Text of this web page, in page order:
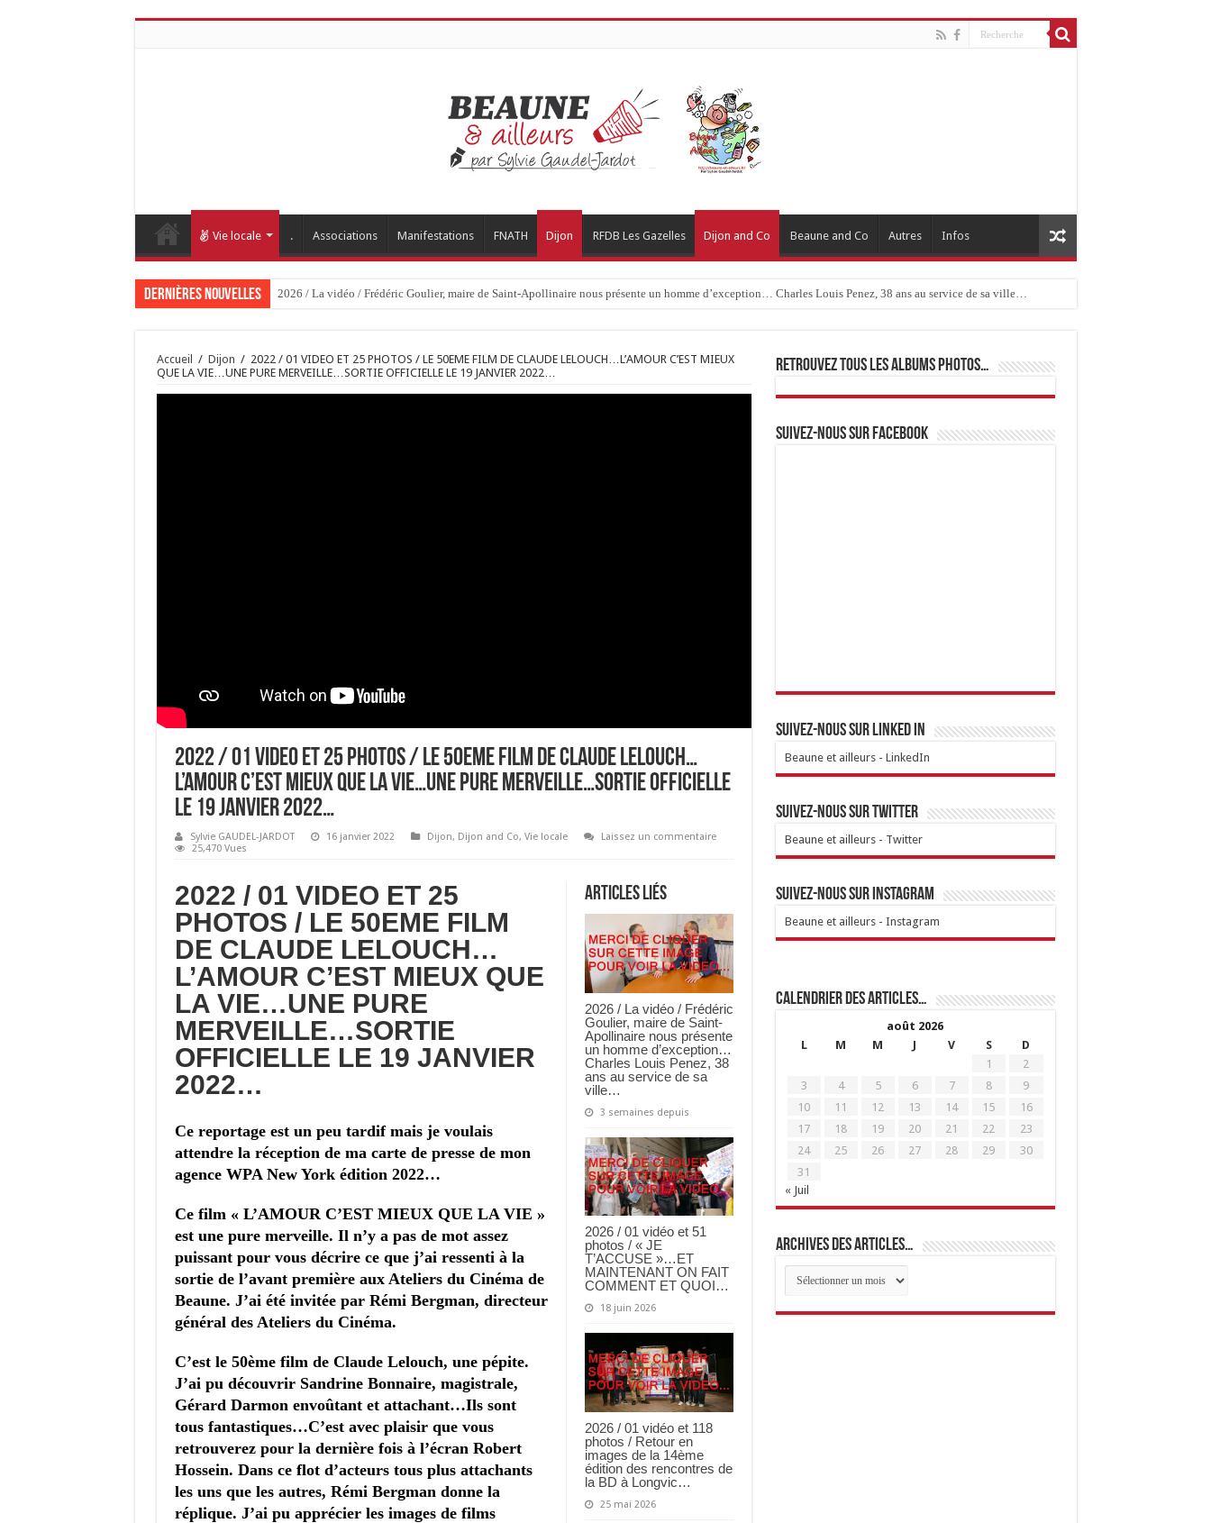
Vie locale . Associations Manifestations FNATH Dijon RFDB Les Gazelles Dijon and Co Beaune and Co Autres Infos
Dernières nouvelles 2026 / 01 vidéo et 51 photos / « JE T’ACCUSE »…ET MAINTENANT ON FAIT COMMENT ET QUOI…
Accueil / Dijon / 2022 / 01 VIDEO ET 25 PHOTOS / LE 50EME FILM DE CLAUDE LELOUCH…L’AMOUR C’EST MIEUX
QUE LA VIE…UNE PURE MERVEILLE…SORTIE OFFICIELLE LE 19 JANVIER 2022…
2022 / 01 VIDEO ET 25 PHOTOS / LE 50EME FILM DE CLAUDE LELOUCH…
L’AMOUR C’EST MIEUX QUE LA VIE…UNE PURE MERVEILLE…SORTIE OFFICIELLE
LE 19 JANVIER 2022…
Sylvie GAUDEL-JARDOT 16 janvier 2022 Dijon, Dijon and Co, Vie locale
Laissez un commentaire
25,470 Vues
Articles Liés
2026 / La vidéo / Frédéric
Goulier, maire de Saint-
Apollinaire nous présente
un homme d’exception…
Charles Louis Penez, 38
ans au service de sa
ville…
3 semaines depuis
2026 / 01 vidéo et 51
photos / « JE
T’ACCUSE »…ET
MAINTENANT ON FAIT
COMMENT ET QUOI…
18 juin 2026
2026 / 01 vidéo et 118
photos / Retour en
images de la 14ème
édition des rencontres de
la BD à Longvic…
25 mai 2026
2022 / 01 VIDEO ET 25
PHOTOS / LE 50EME FILM
DE CLAUDE LELOUCH…
L’AMOUR C’EST MIEUX QUE
LA VIE…UNE PURE
MERVEILLE…SORTIE
OFFICIELLE LE 19 JANVIER
2022…
Ce reportage est un peu tardif mais je voulais
attendre la réception de ma carte de presse de mon
agence WPA New York édition 2022…
Ce film « L’AMOUR C’EST MIEUX QUE LA VIE »
est une pure merveille. Il n’y a pas de mot assez
puissant pour vous décrire ce que j’ai ressenti à la
sortie de l’avant première aux Ateliers du Cinéma de
Beaune. J’ai été invitée par Rémi Bergman, directeur
général des Ateliers du Cinéma.
C’est le 50ème film de Claude Lelouch, une pépite.
J’ai pu découvrir Sandrine Bonnaire, magistrale,
Gérard Darmon envoûtant et attachant…Ils sont
tous fantastiques…C’est avec plaisir que vous
retrouverez pour la dernière fois à l’écran Robert
Hossein. Dans ce flot d’acteurs tous plus attachants
les uns que les autres, Rémi Bergman donne la
réplique. J’ai pu apprécier les images de films
Retrouvez tous les albums photos…
Suivez-nous sur Facebook
Suivez-nous sur linked IN
Beaune et ailleurs - LinkedIn
Suivez-nous sur Twitter
Beaune et ailleurs - Twitter
Suivez-nous sur Instagram
Beaune et ailleurs - Instagram
Calendrier des articles…
août 2026
L
M M J V S
D
1
2
3
4 5 6 7 8
9
10
11 12 13 14 15
16
17
18 19 20 21 22
23
24
25 26 27 28 29
30
31
« Juil
Archives des articles…
Archives
des
articles…